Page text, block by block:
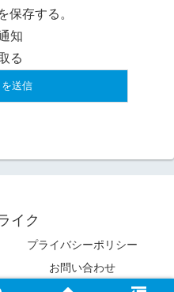
保存する。
知
る
イク
プライバシーポリシー
お問い合わせ